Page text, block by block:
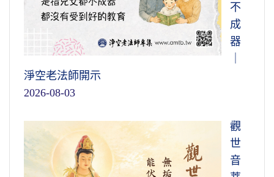
不
成
器
淨空老法師開示
2026-08-03
觀
世
音